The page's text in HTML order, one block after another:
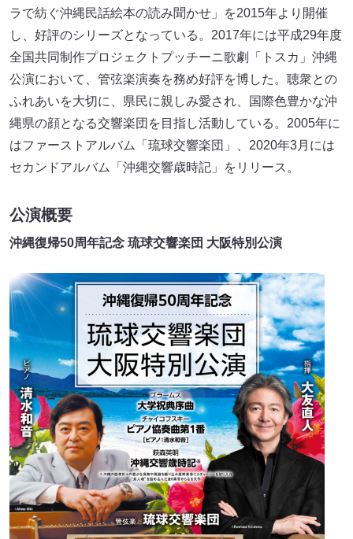
ラで紡ぐ沖縄民話絵本の読み聞かせ」を2015年より開催
し、好評のシリーズとなっている。2017年には平成29年度
全国共同制作プロジェクトプッチーニ歌劇「トスカ」沖縄
公演において、管弦楽演奏を務め好評を博した。聴衆との
ふれあいを大切に、県民に親しみ愛され、国際色豊かな沖
縄県の顔となる交響楽団を目指し活動している。2005年に
はファーストアルバム「琉球交響楽団」、2020年3月には
セカンドアルバム「沖縄交響歳時記」をリリース。
公演概要
沖縄復帰50周年記念 琉球交響楽団 大阪特別公演